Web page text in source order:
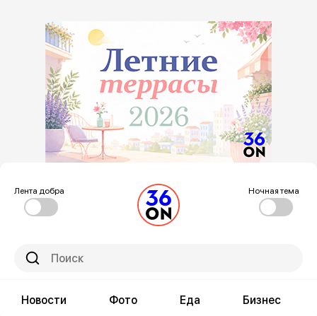
Лента добра Ночная тема
Новости Фото Еда Бизнес